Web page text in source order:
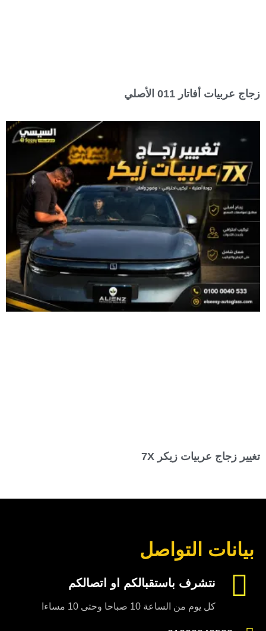
زجاج عربيات أفاتار 011 الأصلي
تغيير زجاج عربيات زيكر 7X
بيانات التواصل
نتشرف باستقبالكم او اتصالكم
كل يوم من الساعة 10 صباحا وحتى 10 مساءا